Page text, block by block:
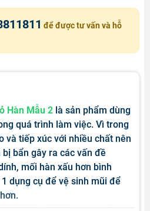
để được tư vấn và hỗ
Hàn Mẫu 2 là sản phẩm dùng
quá trình làm việc. Vì trong
và tiếp xúc với nhiều chất nên
bẩn gây ra các vấn đề
mối hàn xấu hơn bình
dụng cụ để vệ sinh mũi để